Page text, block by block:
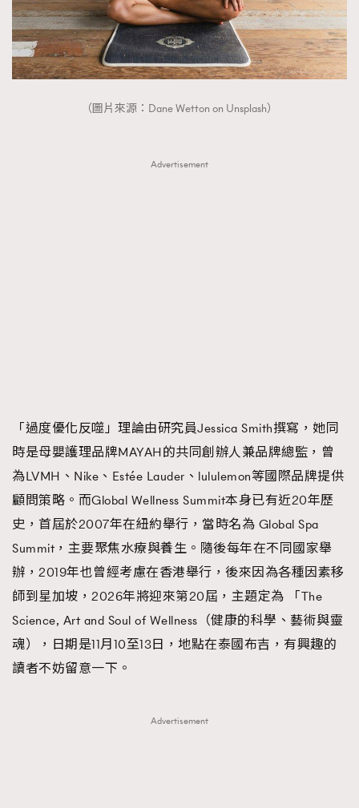
（圖片來源：Dane Wetton on Unsplash）
Advertisement
「過度優化反噬」理論由研究員Jessica Smith撰寫，她同
時是母嬰護理品牌MAYAH的共同創辦人兼品牌總監，曾
為LVMH、Nike、Estée Lauder、lululemon等國際品牌提供
顧問策略。而Global Wellness Summit本身已有近20年歷
史，首屆於2007年在紐約舉行，當時名為 Global Spa
Summit，主要聚焦水療與養生。隨後每年在不同國家舉
辦，2019年也曾經考慮在香港舉行，後來因為各種因素移
師到星加坡，2026年將迎來第20屆，主題定為 「The
Science, Art and Soul of Wellness（健康的科學、藝術與靈
魂），日期是11月10至13日，地點在泰國布吉，有興趣的
讀者不妨留意一下。
Advertisement